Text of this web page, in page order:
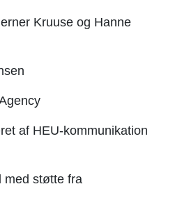
Kruuse og Hanne
af HEU-kommunikation
med støtte fra